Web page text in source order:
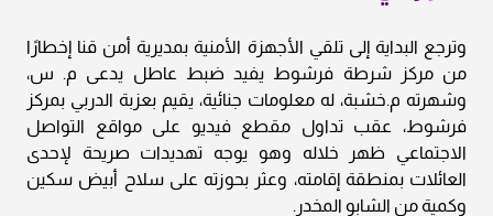
وترجع البداية إلى تلقي الأجهزة الأمنية بمديرية أمن قنا إخطارًا
من مركز شرطة فرشوط يفيد ضبط عاطل يدعى م. س،
وشهرته م.خشبة، له معلومات جنائية، يقيم بعزبة الدربي بمركز
فرشوط، عقب تداول مقطع فيديو على مواقع التواصل
الاجتماعي ظهر خلاله وهو يوجه تهديدات صريحة لإحدى
العائلات بمنطقة إقامته، وعثر بحوزته على سلاح أبيض سكين
وكمية من الشابو المخدر.